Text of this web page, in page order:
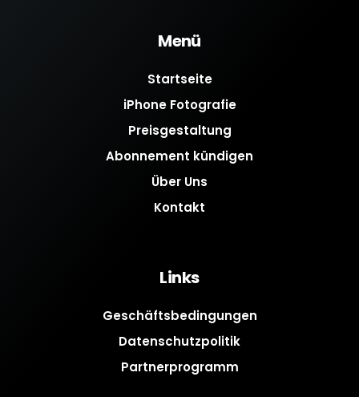
Menü
Startseite
iPhone Fotografie
Preisgestaltung
Abonnement kündigen
Über Uns
Kontakt
Links
Geschäftsbedingungen
Datenschutzpolitik
Partnerprogramm